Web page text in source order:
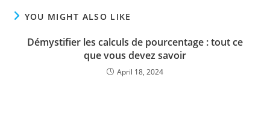
YOU MIGHT ALSO LIKE
Démystifier les calculs de pourcentage : tout ce
que vous devez savoir
April 18, 2024